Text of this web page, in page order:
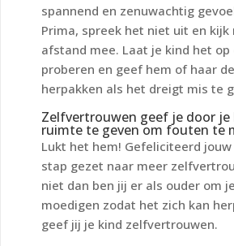
spannend en zenuwachtig
Prima, spreek het niet uit en kijk
afstand mee. Laat je kind het op
proberen en geef hem of haar
herpakken als het dreigt mis te
Zelfvertrouwen geef je door je
ruimte te geven om fouten te
Lukt het hem! Gefeliciteerd
stap gezet naar meer
niet dan ben jij er als ouder om
moedigen zodat het zich kan
geef jij je kind zelfvertrouwen.